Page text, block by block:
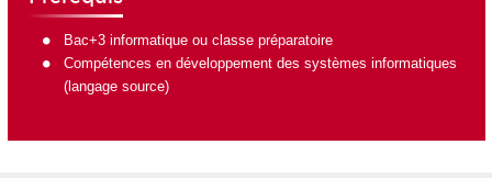
Bac+3 informatique ou classe préparatoire
Compétences en développement des systèmes informatiques
(langage source)